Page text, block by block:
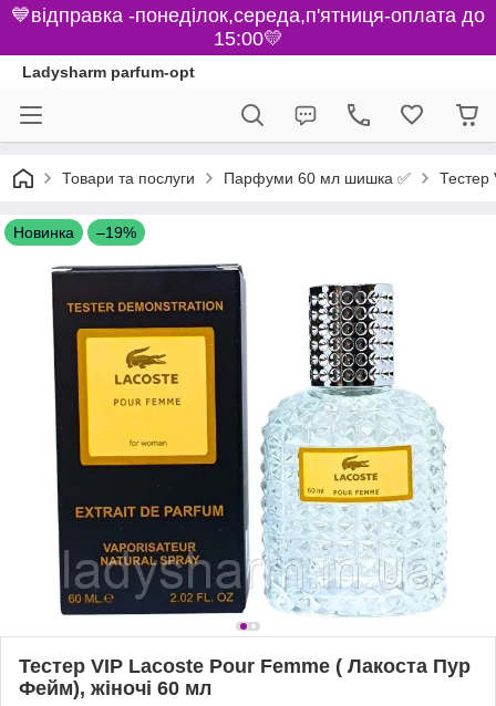
💙відправка -понеділок,середа,п'ятниця-оплата до
15:00💛
Ladysharm parfum-opt
Товари та послуги Парфуми 60 мл шишка ✅ Тестер
Новинка –19%
Тестер VIP Lacoste Pour Femme ( Лакоста Пур
Фейм), жіночі 60 мл